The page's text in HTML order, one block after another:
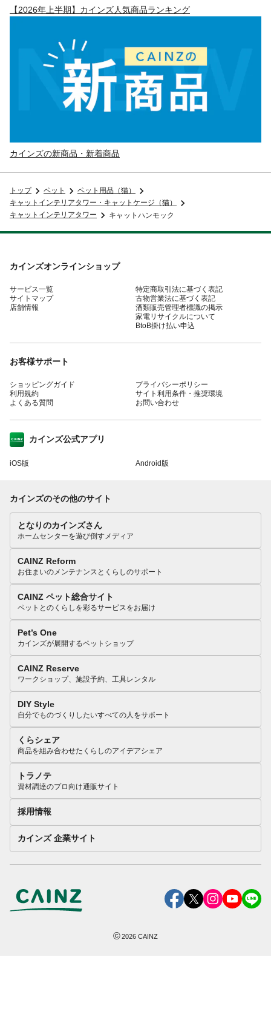
【2026年上半期】カインズ人気商品ランキング
カインズの新商品・新着商品
トップ ペット
ペット用品（猫）
キャットインテリアタワー・キャットケージ（猫）
キャットインテリアタワー
キャットハンモック
カインズオンラインショップ
サービス一覧
サイトマップ
店舗情報
特定商取引法に基づく表記
古物営業法に基づく表記
酒類販売管理者標識の掲示
家電リサイクルについて
BtoB掛け払い申込
お客様サポート
ショッピングガイド
利用規約
よくある質問
プライバシーポリシー
サイト利用条件・推奨環境
お問い合わせ
カインズ公式アプリ
iOS版 Android版
カインズのその他のサイト
となりのカインズさん
ホームセンターを遊び倒すメディア
CAINZ Reform
お住まいのメンテナンスとくらしのサポート
CAINZ ペット総合サイト
ペットとのくらしを彩るサービスをお届け
Pet’s One
カインズが展開するペットショップ
CAINZ Reserve
ワークショップ、施設予約、工具レンタル
DIY Style
自分でものづくりしたいすべての人をサポート
くらシェア
商品を組み合わせたくらしのアイデアシェア
トラノテ
資材調達のプロ向け通販サイト
採用情報
カインズ 企業サイト
©2026 CAINZ